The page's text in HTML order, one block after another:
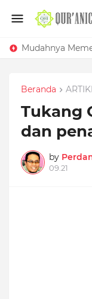
Beranda
Tukang
dan
by
09.21